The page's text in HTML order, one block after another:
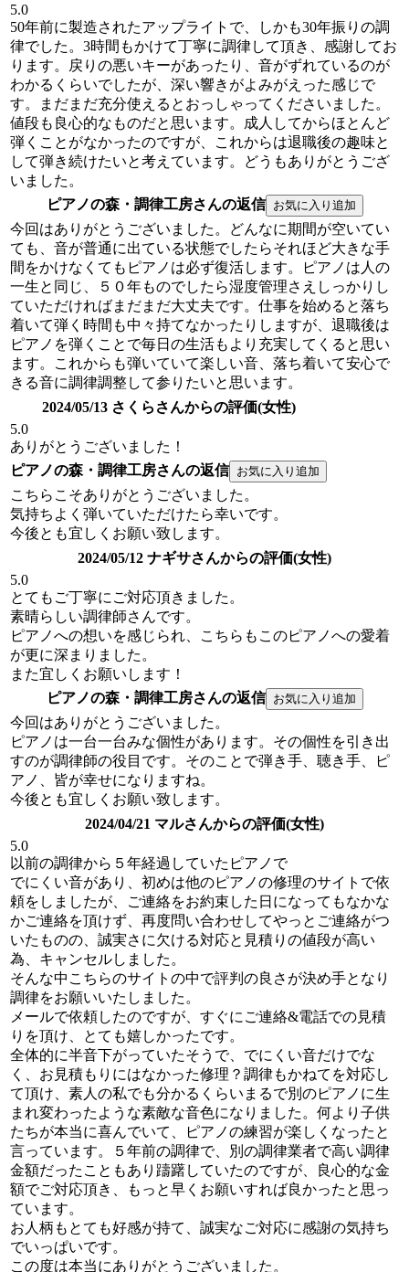
5.0
50年前に製造されたアップライトで、しかも30年振りの調
律でした。3時間もかけて丁寧に調律して頂き、感謝してお
ります。戻りの悪いキーがあったり、音がずれているのが
わかるくらいでしたが、深い響きがよみがえった感じで
す。まだまだ充分使えるとおっしゃってくださいました。
値段も良心的なものだと思います。成人してからほとんど
弾くことがなかったのですが、これからは退職後の趣味と
して弾き続けたいと考えています。どうもありがとうござ
いました。
ピアノの森・調律工房さんの返信
今回はありがとうございました。どんなに期間が空いてい
ても、音が普通に出ている状態でしたらそれほど大きな手
間をかけなくてもピアノは必ず復活します。ピアノは人の
一生と同じ、５０年ものでしたら湿度管理さえしっかりし
ていただければまだまだ大丈夫です。仕事を始めると落ち
着いて弾く時間も中々持てなかったりしますが、退職後は
ピアノを弾くことで毎日の生活もより充実してくると思い
ます。これからも弾いていて楽しい音、落ち着いて安心で
きる音に調律調整して参りたいと思います。
2024/05/13 さくらさんからの評価(女性)
5.0
ありがとうございました！
ピアノの森・調律工房さんの返信
こちらこそありがとうございました。
気持ちよく弾いていただけたら幸いです。
今後とも宜しくお願い致します。
2024/05/12 ナギサさんからの評価(女性)
5.0
とてもご丁寧にご対応頂きました。
素晴らしい調律師さんです。
ピアノへの想いを感じられ、こちらもこのピアノへの愛着
が更に深まりました。
また宜しくお願いします！
ピアノの森・調律工房さんの返信
今回はありがとうございました。
ピアノは一台一台みな個性があります。その個性を引き出
すのが調律師の役目です。そのことで弾き手、聴き手、ピ
アノ、皆が幸せになりますね。
今後とも宜しくお願い致します。
2024/04/21 マルさんからの評価(女性)
5.0
以前の調律から５年経過していたピアノで
でにくい音があり、初めは他のピアノの修理のサイトで依
頼をしましたが、ご連絡をお約束した日になってもなかな
かご連絡を頂けず、再度問い合わせしてやっとご連絡がつ
いたものの、誠実さに欠ける対応と見積りの値段が高い
為、キャンセルしました。
そんな中こちらのサイトの中で評判の良さが決め手となり
調律をお願いいたしました。
メールで依頼したのですが、すぐにご連絡&電話での見積
りを頂け、とても嬉しかったです。
全体的に半音下がっていたそうで、でにくい音だけでな
く、お見積もりにはなかった修理？調律もかねてを対応し
て頂け、素人の私でも分かるくらいまるで別のピアノに生
まれ変わったような素敵な音色になりました。何より子供
たちが本当に喜んでいて、ピアノの練習が楽しくなったと
言っています。５年前の調律で、別の調律業者で高い調律
金額だったこともあり躊躇していたのですが、良心的な金
額でご対応頂き、もっと早くお願いすれば良かったと思っ
ています。
お人柄もとても好感が持て、誠実なご対応に感謝の気持ち
でいっぱいです。
この度は本当にありがとうございました。